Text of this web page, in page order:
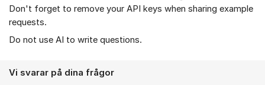
Don't forget to remove your API keys when sharing example
requests.
Do not use AI to write questions.
Vi svarar på dina frågor